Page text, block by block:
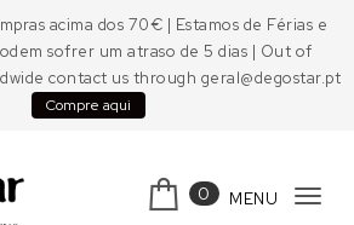
acima dos 70€ | Estamos de Férias e
sofrer um atraso de 5 dias | Out of
contact us through geral@degostar.pt
Compre aqui
0 MENU